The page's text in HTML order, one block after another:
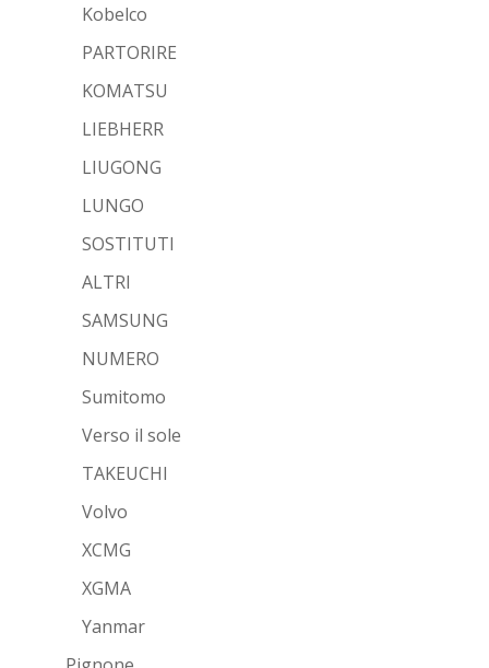
Kobelco
PARTORIRE
KOMATSU
LIEBHERR
LIUGONG
LUNGO
SOSTITUTI
ALTRI
SAMSUNG
NUMERO
Sumitomo
Verso il sole
TAKEUCHI
Volvo
XCMG
XGMA
Yanmar